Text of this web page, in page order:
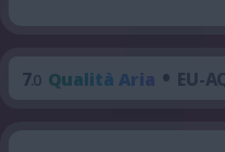
7.0 Qualità Aria • EU-